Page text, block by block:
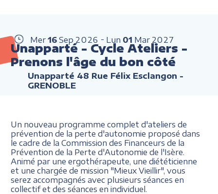
Mer 16 Sep 2026 Lun 01 Mar 2027
Unapparté - Cycle Ateliers -
Prenons l'âge du bon côté
Unapparté 48 Rue Félix Esclangon -
GRENOBLE
Un nouveau programme complet d'ateliers de
prévention de la perte d'autonomie proposé dans
le cadre de la Commission des Financeurs de la
Prévention de la Perte d'Autonomie de l'Isère.
Animé par une ergothérapeute, une diététicienne
et une chargée de mission "Mieux Vieillir", vous
serez accompagnés avec plusieurs séances en
collectif et des séances en individuel.